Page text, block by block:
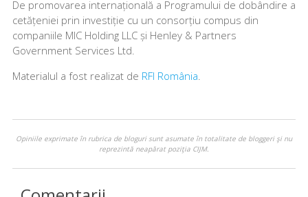
De promovarea internațională a Programului de dobândire a
cetățeniei prin investiție cu un consorțiu compus din
companiile MIC Holding LLC și Henley & Partners
Government Services Ltd.
Materialul a fost realizat de RFI România
Opiniile exprimate în rubrica de bloguri sunt asumate în totalitate de bloggeri şi nu
reprezintă neapărat poziţia CIJM.